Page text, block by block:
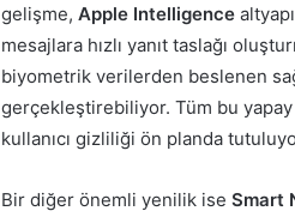
gelişme, Apple Intelligence
mesajlara hızlı yanıt taslağı
biyometrik verilerden beslenen
gerçekleştirebiliyor. Tüm bu
kullanıcı gizliliği ön planda
Bir diğer önemli yenilik ise Smart